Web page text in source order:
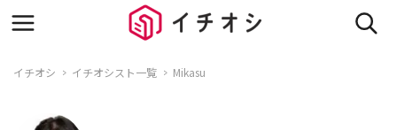
イチオシ イチオシスト一覧 Mikasu